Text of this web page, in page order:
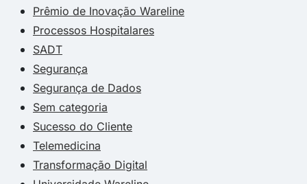
Prêmio de Inovação Wareline
Processos Hospitalares
SADT
Segurança
Segurança de Dados
Sem categoria
Sucesso do Cliente
Telemedicina
Transformação Digital